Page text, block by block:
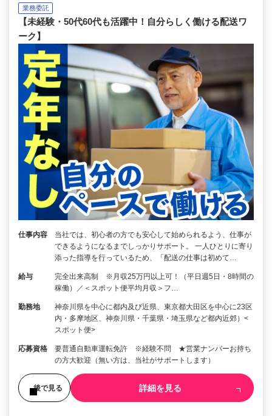
業務委託
【未経験・50代60代も活躍中！自分らしく働ける配送ワ
ーク】
仕事内容
当社では、初心者の方でも安心して始められるよう、仕事が
できるようになるまでしっかりサポート。 一人ひとりに寄り
添った指導を行っているため、「配送の仕事は初めて…
給与
完全出来高制 ※月収25万円以上可！（平日週5日・8時間の
稼働）／＜スポット便平均月収＞フ…
勤務地
神奈川県を中心に都内及び近県、東京都大田区を中心に23区
内・多摩地区、神奈川県・千葉県・埼玉県など都内近郊）<
スポット便>
応募資格
要普通自動車運転免許 ※経験不問 ★営業ナンバーお持ち
の方大歓迎（無い方は、当社がサポートします）
後で見る 詳細を見る